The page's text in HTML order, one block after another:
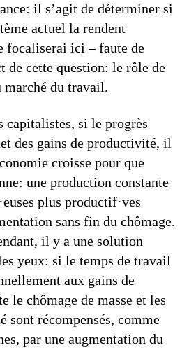
il s’agit de déterminer si
actuel la rendent
focaliserai ici – faute de
de cette question: le rôle de
du travail.
capitalistes, si le progrès
des gains de productivité, il
croisse pour que
une production constante
plus productif·ves
sans fin du chômage.
il y a une solution
yeux: si le temps de travail
aux gains de
le chômage de masse et les
sont récompensés, comme
par une augmentation du